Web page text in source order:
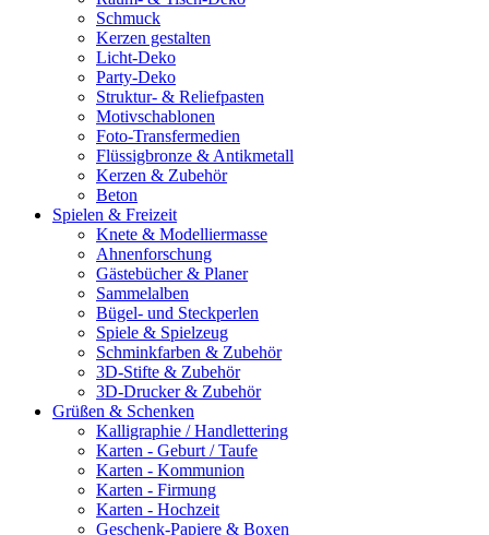
Schmuck
Kerzen gestalten
Licht-Deko
Party-Deko
Struktur- & Reliefpasten
Motivschablonen
Foto-Transfermedien
Flüssigbronze & Antikmetall
Kerzen & Zubehör
Beton
Spielen & Freizeit
Knete & Modelliermasse
Ahnenforschung
Gästebücher & Planer
Sammelalben
Bügel- und Steckperlen
Spiele & Spielzeug
Schminkfarben & Zubehör
3D-Stifte & Zubehör
3D-Drucker & Zubehör
Grüßen & Schenken
Kalligraphie / Handlettering
Karten - Geburt / Taufe
Karten - Kommunion
Karten - Firmung
Karten - Hochzeit
Geschenk-Papiere & Boxen